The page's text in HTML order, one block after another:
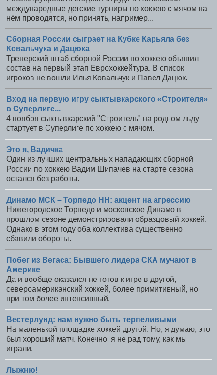
международные детские турниры по хоккею с мячом на
нём проводятся, но принять, например...
Сборная России сыграет на Кубке Карьяла без
Ковальчука и Дацюка
Тренерский штаб сборной России по хоккею объявил
состав на первый этап Еврохоккейтура. В список
игроков не вошли Илья Ковальчук и Павел Дацюк.
Вход на первую игру сыктывкарского «Строителя»
в Суперлиге...
4 ноября сыктывкарский "Строитель" на родном льду
стартует в Суперлиге по хоккею с мячом.
Это я, Вадичка
Один из лучших центральных нападающих сборной
России по хоккею Вадим Шипачев на старте сезона
остался без работы.
Динамо МСК – Торпедо НН: акцент на агрессию
Нижегородское Торпедо и московское Динамо в
прошлом сезоне демонстрировали образцовый хоккей.
Однако в этом году оба коллектива существенно
сбавили обороты.
Побег из Вегаса: Бывшего лидера СКА мучают в
Америке
Да и вообще оказался не готов к игре в другой,
североамериканский хоккей, более примитивный, но
при том более интенсивный.
Вестерлунд: нам нужно быть терпеливыми
На маленькой площадке хоккей другой. Но, я думаю, это
был хороший матч. Конечно, я не рад тому, как мы
играли.
Лыжню!